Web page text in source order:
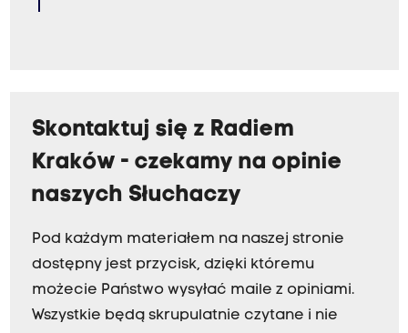
Skontaktuj się z Radiem
Kraków - czekamy na opinie
naszych Słuchaczy
Pod każdym materiałem na naszej stronie
dostępny jest przycisk, dzięki któremu
możecie Państwo wysyłać maile z opiniami.
Wszystkie będą skrupulatnie czytane i nie